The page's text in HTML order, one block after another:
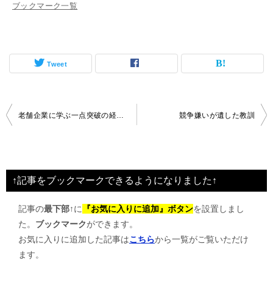
ブックマーク一覧
Tweet
投
ビ
ゲ
競争嫌いが遺した教訓
↑記事をブックマークできるようになりました↑
記事の最下部↑に 『お気に入りに追加』ボタンを設置しまし
た。 ブックマークができます。
お気に入りに追加した記事はこちらから一覧がご覧いただけ
ます。